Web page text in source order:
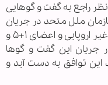
راجع به گفت و گوهایی
ملل متحد در جریان
سفر به نیویورک با مسئولان اروپایی و غیر اروپایی و اعضای ۱+۵ و
جریان این گفت و گوها
توافق به دست آید و